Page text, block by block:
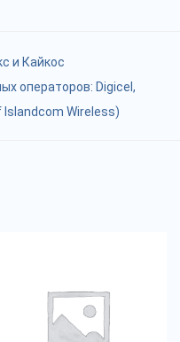
и Кайкос
операторов: Digicel,
Islandcom Wireless)